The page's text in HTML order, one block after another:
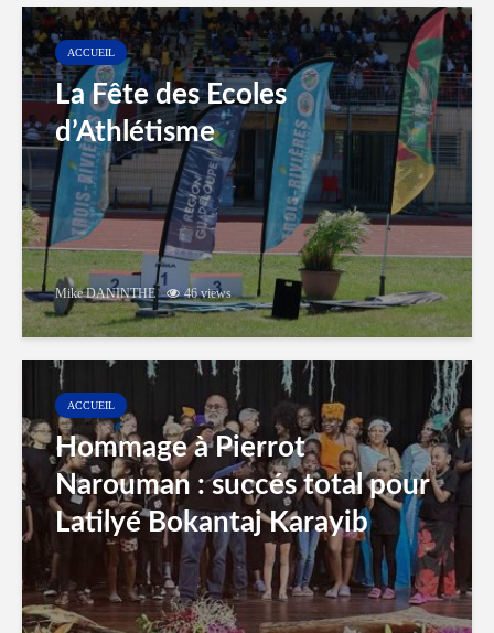
ACCUEIL
La Fête des Ecoles
d’Athlétisme
Mike DANINTHE 46 views
ACCUEIL
Hommage à Pierrot
Narouman : succés total pour
Latilyé Bokantaj Karayib